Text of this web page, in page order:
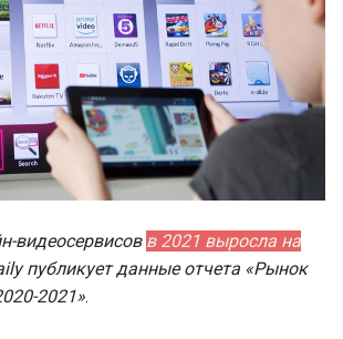
видеосервисов в 2021 выросла на
публикует данные отчета «Рынок
2021».